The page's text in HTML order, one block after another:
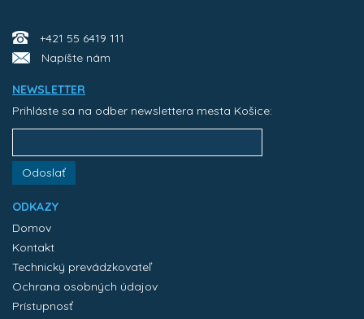
+421 55 6419 111
Napíšte nám
NEWSLETTER
Prihláste sa na odber newslettera mesta Košice:
Odoslať
ODKAZY
Domov
Kontakt
Technický prevádzkovateľ
Ochrana osobných údajov
Prístupnosť